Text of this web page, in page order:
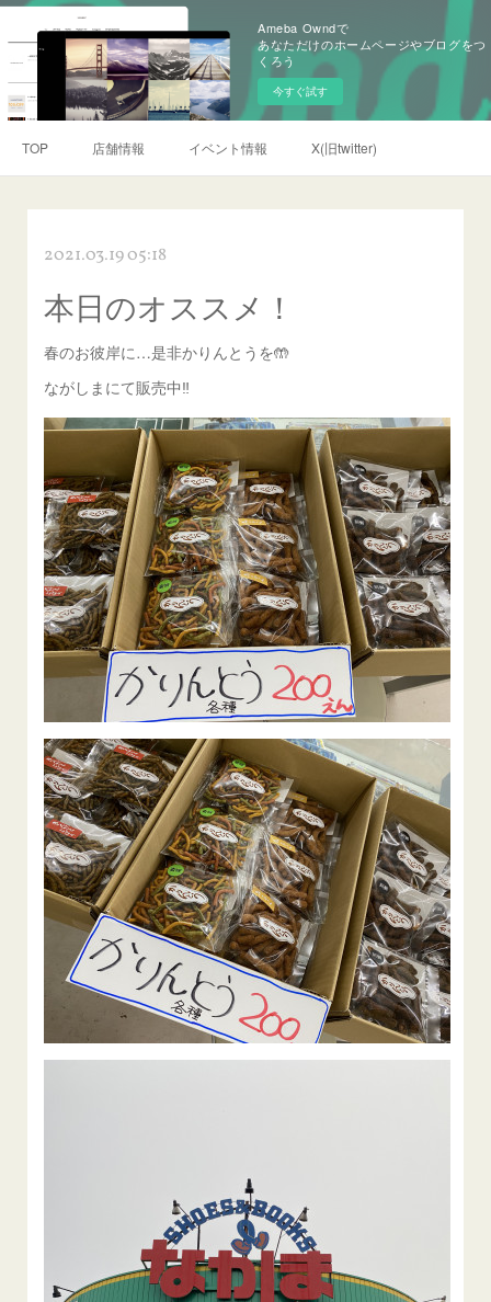
Ameba Owndで
あなただけのホームページやブログをつ
くろう
今すぐ試す
TOP 店舗情報 イベント情報 X(旧twitter)
2021.03.19 05:18
本日のオススメ！
春のお彼岸に…是非かりんとうを🤲
ながしまにて販売中‼️